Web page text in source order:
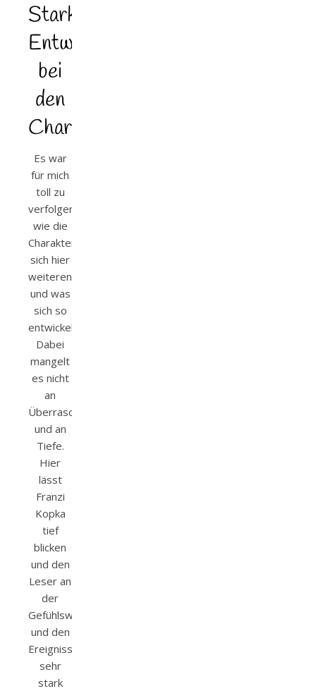
Starke
Entwicklung
bei
den
Charakteren
Es war
für mich
toll zu
verfolgen,
wie die
Charaktere
sich hier
weiterentwickeln
und was
sich so
entwickelte.
Dabei
mangelt
es nicht
an
Überraschungen
und an
Tiefe.
Hier
lässt
Franzi
Kopka
tief
blicken
und den
Leser an
der
Gefühlswelt
und den
Ereignissen
sehr
stark